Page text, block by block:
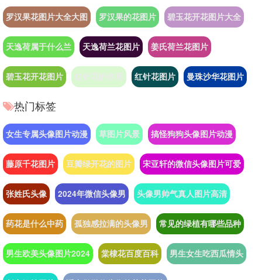
罗汉果花图片大全大图 罗汉果的花图片 碧玉花开花图片大全
天逸荷属于什么兰 天逸荷兰花图片 姜氏荷兰花图片
碧玉花开花图片 红针花的作用 红针花图片 曼珠沙华花图片
热门标签
女生专属头像图片动漫 草图片风景 搞怪狗狗头像图片动漫
藤原千花图片 豆瓣绿开花的图片 宋亚轩的微信头像图片可爱
张姓氏头像 2024年微信头像男 头像男帅气真人图片高清
药花是什么中药 孤独感拉满的头像男 常见的绿植有哪些品种
男生欧美头像图片2024 棠棣花百度百科 男生女生吃西瓜情头